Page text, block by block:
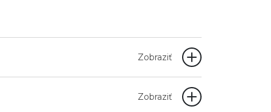
Zobraziť
Zobraziť